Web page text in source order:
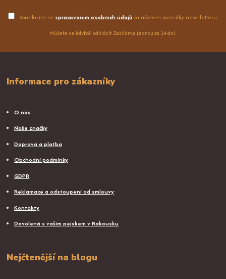
Souhlasím se zpracováním osobních údajůza účelem rozesílky newsletteru.
Můžete se kdykoli odhlásit. Zasíláme jednou za 14 dní.
Informace pro zákazníky
O nás
Naše značky
Doprava a platba
Obchodní podmínky
GDPR
Reklamace a odstoupení od smlouvy
Kontakty
Dovolená s vaším pejskem v Rakousku
Nejčtenější na blogu